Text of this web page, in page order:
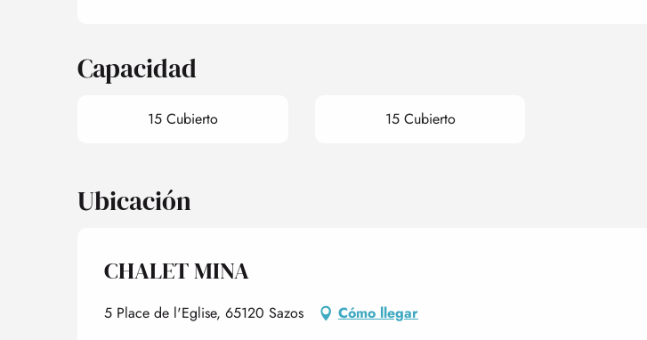
Capacidad
15 Cubierto 15 Cubierto
Ubicación
CHALET MINA
5 Place de l'Eglise, 65120 Sazos Cómo llegar